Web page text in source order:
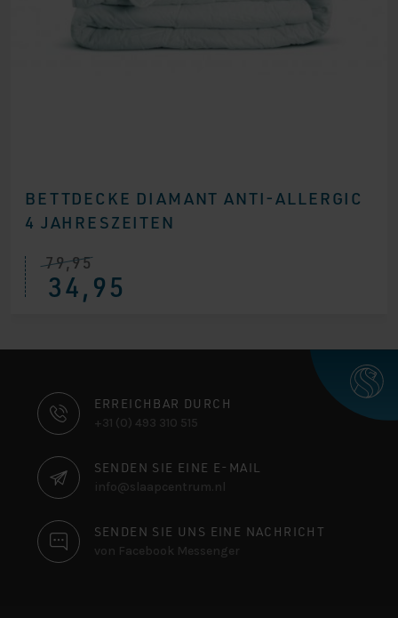
BETTDECKE DIAMANT ANTI-ALLERGIC
4 JAHRESZEITEN
79,95
34,95
KONTAKTINFORMATIONEN
ERREICHBAR DURCH
+31 (0) 493 310 515
SENDEN SIE EINE E-MAIL
info@slaapcentrum.nl
SENDEN SIE UNS EINE NACHRICHT
von Facebook Messenger